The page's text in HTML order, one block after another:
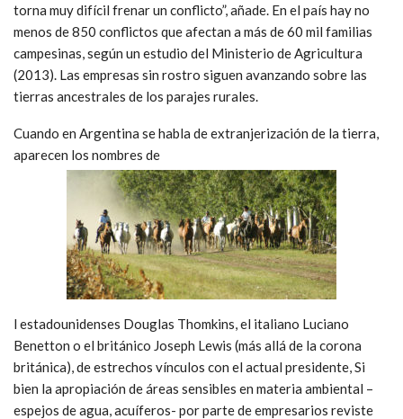
torna muy difícil frenar un conflicto”, añade. En el país hay no
menos de 850 conflictos que afectan a más de 60 mil familias
campesinas, según un estudio del Ministerio de Agricultura
(2013). Las empresas sin rostro siguen avanzando sobre las
tierras ancestrales de los parajes rurales.
Cuando en Argentina se habla de extranjerización de la tierra,
aparecen los nombres de
l estadounidenses Douglas Thomkins, el italiano Luciano
Benetton o el británico Joseph Lewis (más allá de la corona
británica), de estrechos vínculos con el actual presidente, Si
bien la apropiación de áreas sensibles en materia ambiental –
espejos de agua, acuíferos- por parte de empresarios reviste